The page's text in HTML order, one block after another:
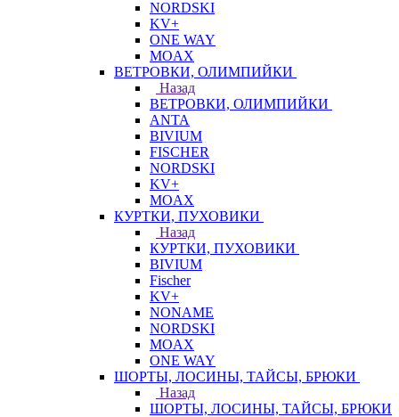
NORDSKI
KV+
ONE WAY
MOAX
ВЕТРОВКИ, ОЛИМПИЙКИ
Назад
ВЕТРОВКИ, ОЛИМПИЙКИ
ANTA
BIVIUM
FISCHER
NORDSKI
KV+
MOAX
КУРТКИ, ПУХОВИКИ
Назад
КУРТКИ, ПУХОВИКИ
BIVIUM
Fischer
KV+
NONAME
NORDSKI
MOAX
ONE WAY
ШОРТЫ, ЛОСИНЫ, ТАЙСЫ, БРЮКИ
Назад
ШОРТЫ, ЛОСИНЫ, ТАЙСЫ, БРЮКИ